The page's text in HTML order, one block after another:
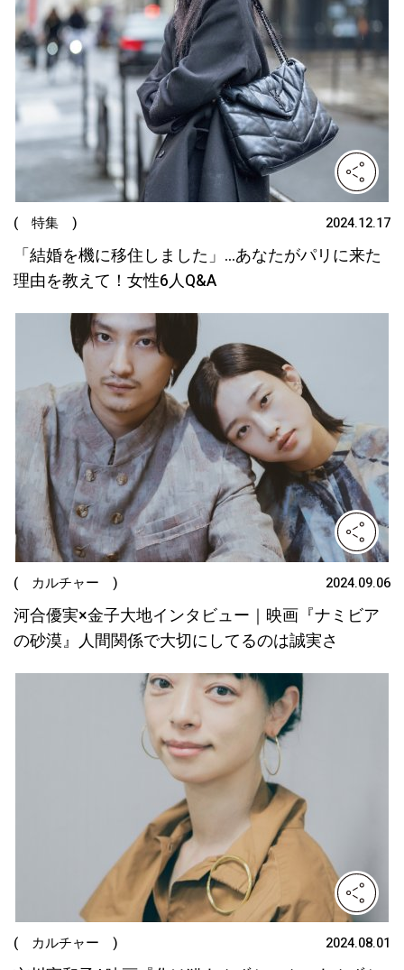
( 特集 ) 2024.12.17
「結婚を機に移住しました」…あなたがパリに来た
理由を教えて！女性6人Q&A
( カルチャー ) 2024.09.06
河合優実×金子大地インタビュー｜映画『ナミビア
の砂漠』人間関係で大切にしてるのは誠実さ
( カルチャー ) 2024.08.01